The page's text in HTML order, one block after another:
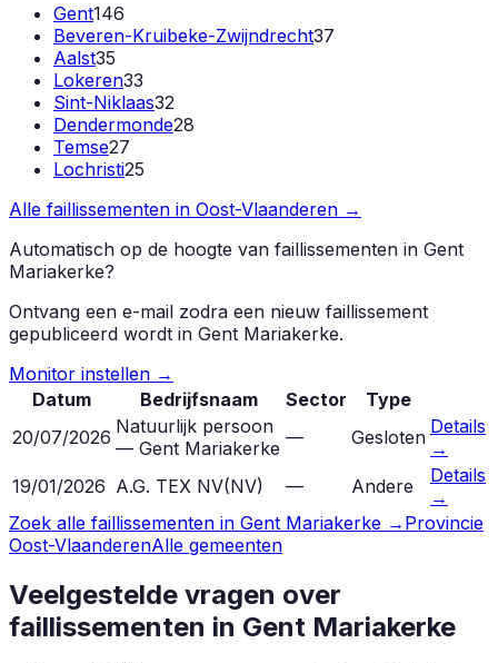
Gent146
Beveren-Kruibeke-Zwijndrecht37
Aalst35
Lokeren33
Sint-Niklaas32
Dendermonde28
Temse27
Lochristi25
Alle faillissementen in Oost-Vlaanderen →
Automatisch op de hoogte van faillissementen in Gent
Mariakerke?
Ontvang een e-mail zodra een nieuw faillissement
gepubliceerd wordt in Gent Mariakerke.
Monitor instellen →
Datum
Bedrijfsnaam Sector
Type
20/07/2026 Natuurlijk persoon
— Gent Mariakerke — Gesloten Details
→
19/01/2026 A.G. TEX NV(NV) — Andere
Details
→
Zoek alle faillissementen in Gent Mariakerke → Provincie
Oost-VlaanderenAlle gemeenten
Veelgestelde vragen over
faillissementen in Gent Mariakerke